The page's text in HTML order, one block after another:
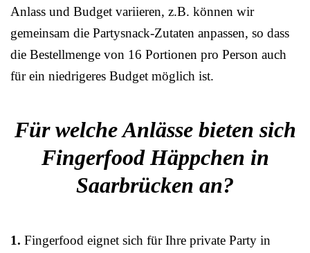
Anlass und Budget variieren, z.B. können wir
gemeinsam die Partysnack-Zutaten anpassen, so dass
die Bestellmenge von 16 Portionen pro Person auch
für ein niedrigeres Budget möglich ist.
Für welche Anlässe bieten sich
Fingerfood Häppchen in
Saarbrücken an?
1. Fingerfood eignet sich für Ihre private Party in